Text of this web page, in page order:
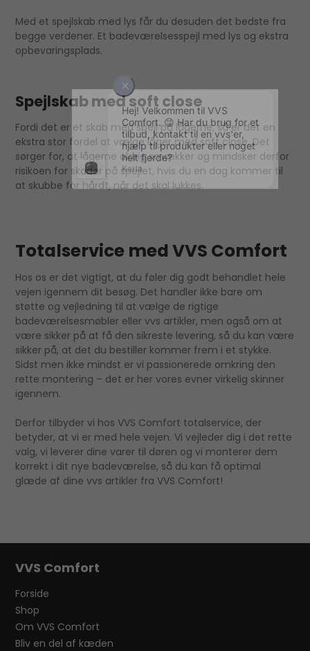
Med et spejlskab med lys får du desuden det bedste fra
begge verdener. Et badeværelsesspejl med lys og ekstra
opbevaringsplads.
Spejlskab med soft close
Fordi det er et skab med spejl på lågerne, så er det en
ekstra stor fordel at vælge låger med soft close. Det
sørger for, at lågerne aldrig smækker og mindsker derfor
risikoen for skader på spejlet, hvis du en dag kommer til
at skubbe for hårdt, når det skal lukkes.
Totalservice med VVS Comfort
Hos os er det vigtigt, at du føler dig godt behandlet hele
vejen igennem dit besøg. Det handler ikke bare om
støtte og vejledning til at vælge de rigtige
badeværelsesmøbler eller vvs artikler, men også om at
være sikker på at få den sikreste levering, så du kan være
sikker på, at det du bestiller kommer frem i et stykke.
Sidst men ikke mindst er vi passionerede omkring den
rette montering – det er her vores evner virkelig skinner
igennem.
Derfor tilbyder vi hos VVS Comfort totalservice, der
betyder, at vi er med hele vejen. Vi vejleder dig i det rette
valg, vi leverer dine varer til døren og vi monterer dem
korrekt i dit nye badeværelse, så du kan få optimal
glæde af dine vvs artikler fra VVS Comfort!
VVS Comfort
Forside
Shop
Om VVS Comfort
Bliv en del af kæden